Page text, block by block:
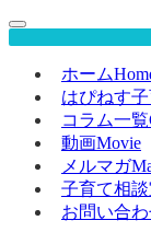
ホーム
はぴねす
コラム一覧
動画Movie
メルマガ
子育て相
お問い合